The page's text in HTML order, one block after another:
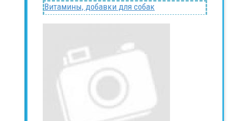
Витамины, добавки для собак